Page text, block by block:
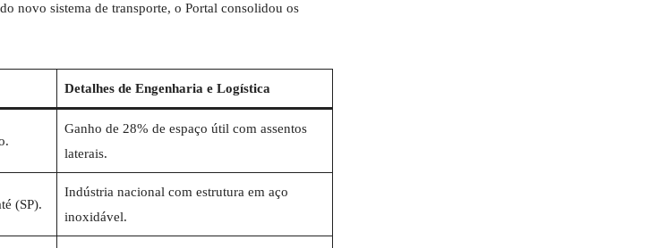
novo sistema de transporte, o Portal consolidou os
Detalhes de Engenharia e Logística
Ganho de 28% de espaço útil com assentos
laterais.
(SP).
Indústria nacional com estrutura em aço
inoxidável.